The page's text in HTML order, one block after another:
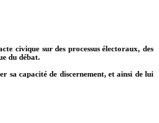
civique sur des processus électoraux, des
du débat.
sa capacité de discernement, et ainsi de lui